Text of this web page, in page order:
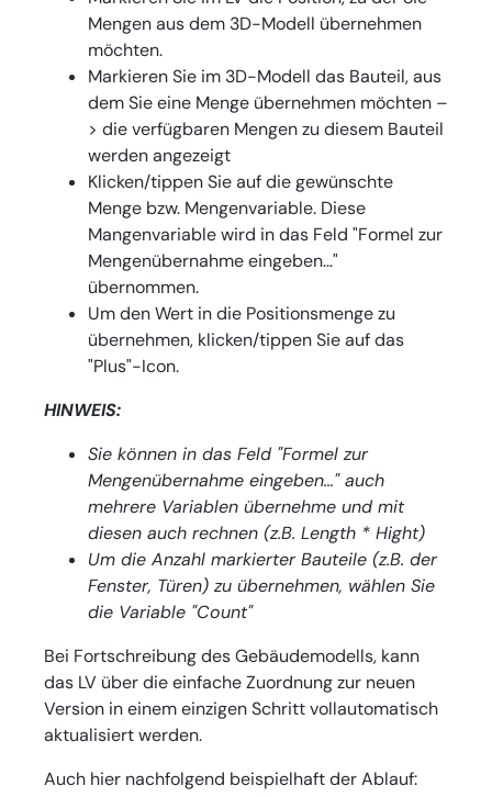
Mengen aus dem 3D-Modell übernehmen
möchten.
Markieren Sie im 3D-Modell das Bauteil, aus
dem Sie eine Menge übernehmen möchten –
> die verfügbaren Mengen zu diesem Bauteil
werden angezeigt
Klicken/tippen Sie auf die gewünschte
Menge bzw. Mengenvariable. Diese
Mangenvariable wird in das Feld "Formel zur
Mengenübernahme eingeben…"
übernommen.
Um den Wert in die Positionsmenge zu
übernehmen, klicken/tippen Sie auf das
"Plus"-Icon.
HINWEIS:
Sie können in das Feld "Formel zur
Mengenübernahme eingeben…" auch
mehrere Variablen übernehme und mit
diesen auch rechnen (z.B. Length * Hight)
Um die Anzahl markierter Bauteile (z.B. der
Fenster, Türen) zu übernehmen, wählen Sie
die Variable "Count"
Bei Fortschreibung des Gebäudemodells, kann
das LV über die einfache Zuordnung zur neuen
Version in einem einzigen Schritt vollautomatisch
aktualisiert werden.
Auch hier nachfolgend beispielhaft der Ablauf: